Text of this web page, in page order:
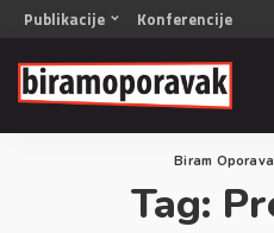
Publikacije
OPORAVAK- Naš zajednički cilj
OPORAVAK- Naš zajednički cilj
RECOVERY- Our common goal
OPORAVAK- Naš zajednički cilj
Mala knjiga vještina
Konferencije
Biram
Tag: